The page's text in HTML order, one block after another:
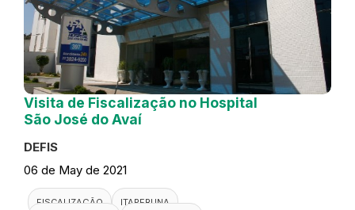
Visita de Fiscalização no Hospital
São José do Avaí
DEFIS
06 de May de 2021
FISCALIZAÇÃO
ITAPERUNA